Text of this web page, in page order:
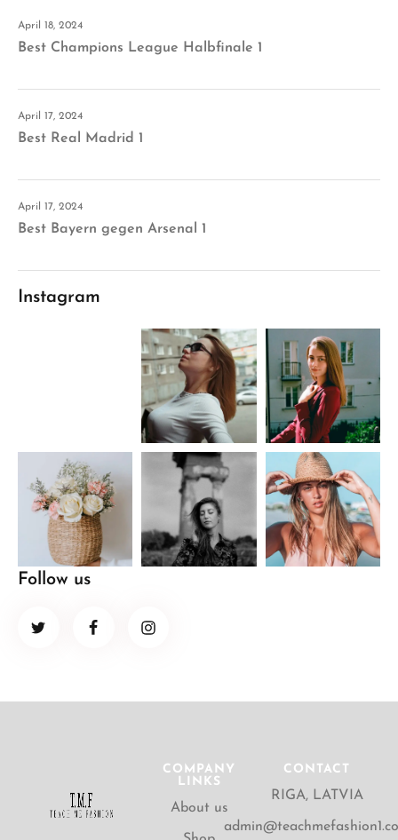
April 18, 2024
Best Champions League Halbfinale 1
April 17, 2024
Best Real Madrid 1
April 17, 2024
Best Bayern gegen Arsenal 1
Instagram
Follow us
COMPANY
LINKS
About us
CONTACT
RIGA, LATVIA